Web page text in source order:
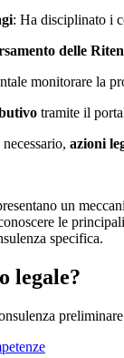
: Ha disciplinato i
delle
monitorare la
tramite il
necessario, azioni
un
le
specifica.
legale?